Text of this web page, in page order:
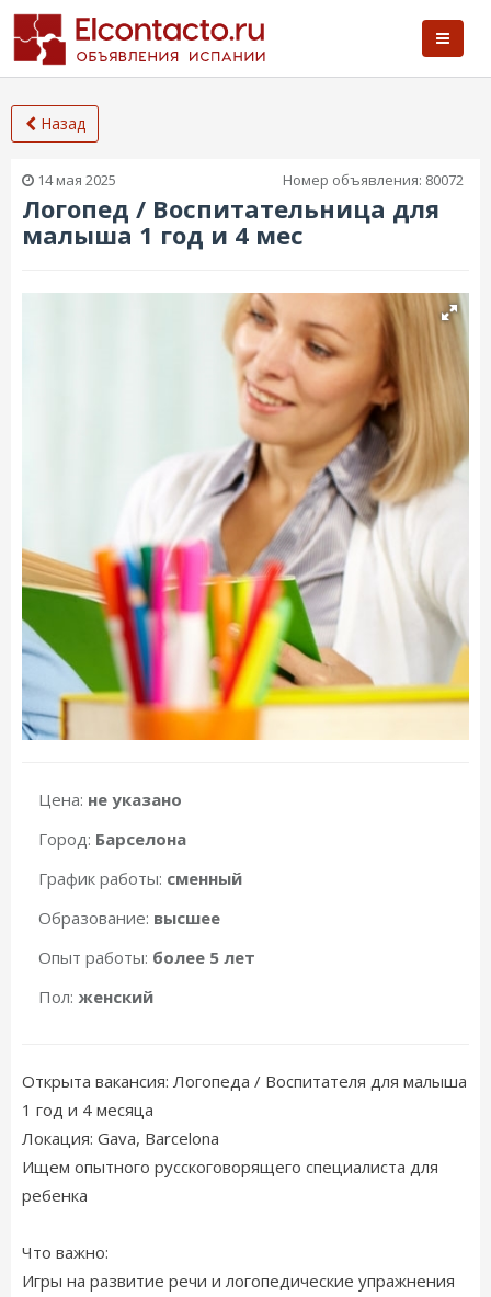
Назад
14 мая 2025 Номер объявления: 80072
Логопед / Воспитательница для
малыша 1 год и 4 мес
Цена: не указано
Город: Барселона
График работы: сменный
Образование: высшее
Опыт работы: более 5 лет
Пол: женский
Открыта вакансия: Логопеда / Воспитателя для малыша
1 год и 4 месяца
Локация: Gava, Barcelona
Ищем опытного русскоговорящего специалиста для
ребенка
Что важно:
Игры на развитие речи и логопедические упражнения